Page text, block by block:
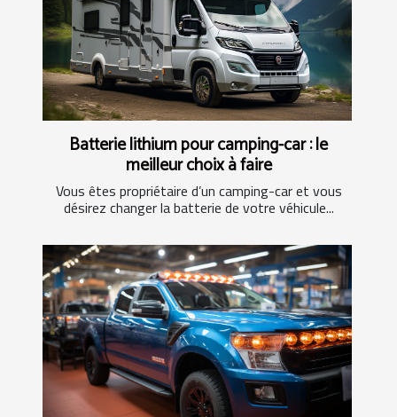
Batterie lithium pour camping-car : le
meilleur choix à faire
Vous êtes propriétaire d’un camping-car et vous
désirez changer la batterie de votre véhicule...